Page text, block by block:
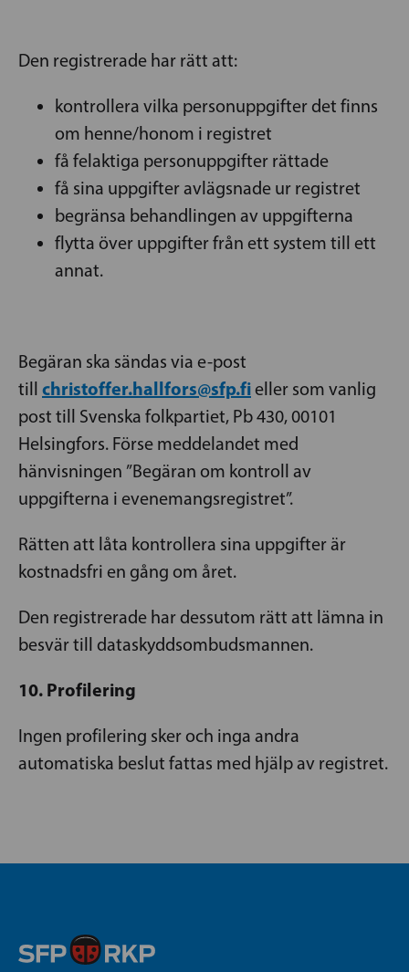
Den registrerade har rätt att:
kontrollera vilka personuppgifter det finns
om henne/honom i registret
få felaktiga personuppgifter rättade
få sina uppgifter avlägsnade ur registret
begränsa behandlingen av uppgifterna
flytta över uppgifter från ett system till ett
annat.
Begäran ska sändas via e-post
till christoffer.hallfors@sfp.fieller som vanlig
post till Svenska folkpartiet, Pb 430, 00101
Helsingfors. Förse meddelandet med
hänvisningen ”Begäran om kontroll av
uppgifterna i evenemangsregistret”.
Rätten att låta kontrollera sina uppgifter är
kostnadsfri en gång om året.
Den registrerade har dessutom rätt att lämna in
besvär till dataskyddsombudsmannen.
10. Profilering
Ingen profilering sker och inga andra
automatiska beslut fattas med hjälp av registret.